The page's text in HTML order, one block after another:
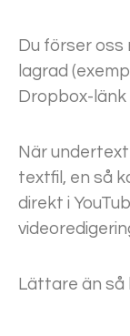
Du förser oss
lagrad
Dropbox-länk
När
textfil, en så
direkt i
Lättare än så